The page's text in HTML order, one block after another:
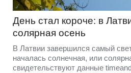
День стал короче: в
солярная осень
В Латвии завершился самый
началась солнечная, или
свидетельствуют данные